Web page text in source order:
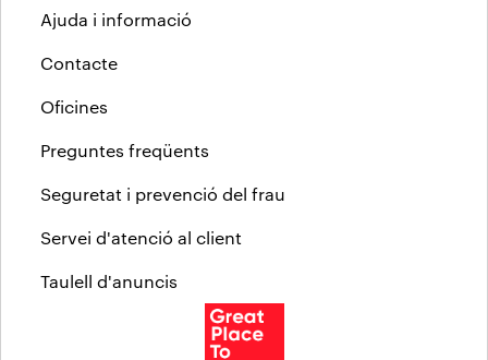
Ajuda i informació
Contacte
Oficines
Preguntes freqüents
Seguretat i prevenció del frau
Servei d'atenció al client
Taulell d'anuncis